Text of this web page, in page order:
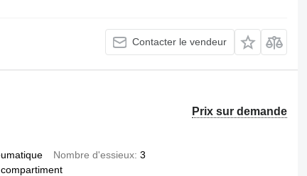
Contacter le vendeur
Prix sur demande
Nombre d'essieux 3